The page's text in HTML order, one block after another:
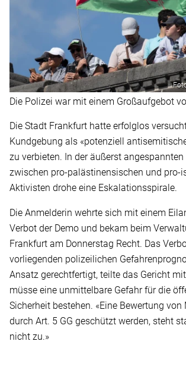
Die Polizei war mit einem Großaufgebot
Die Stadt Frankfurt hatte erfolglos
Kundgebung als «potenziell
zu verbieten. In der äußerst
zwischen pro-palästinensischen und pro-
Aktivisten drohe eine Eskalationsspirale.
Die Anmelderin wehrte sich mit einem
Verbot der Demo und bekam beim
Frankfurt am Donnerstag Recht. Das
vorliegenden polizeilichen
Ansatz gerechtfertigt, teilte das Gericht
müsse eine unmittelbare Gefahr für die
Sicherheit bestehen. «Eine Bewertung von
durch Art. 5 GG geschützt werden, steht
nicht zu.»